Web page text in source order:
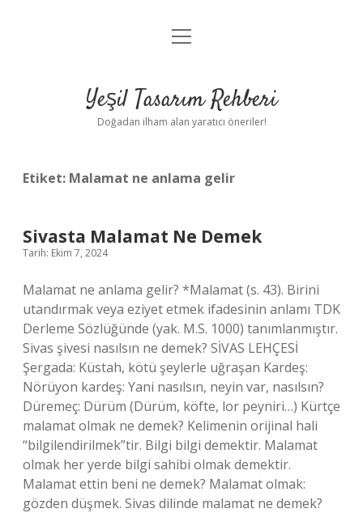
Anasayfa
Yasal Uyarı
menüyü
Yeşil Tasarım Rehberi
Doğadan ilham alan yaratıcı öneriler!
Etiket: Malamat ne anlama gelir
Sivasta Malamat Ne Demek
Tarih: Ekim 7, 2024
Malamat ne anlama gelir? *Malamat (s. 43). Birini
utandırmak veya eziyet etmek ifadesinin anlamı TDK
Derleme Sözlüğünde (yak. M.S. 1000) tanımlanmıştır.
Sivas şivesi nasılsın ne demek? SİVAS LEHÇESİ
Şergada: Küstah, kötü şeylerle uğraşan Kardeş:
Nörüyon kardeş: Yani nasılsın, neyin var, nasılsın?
Düremeç: Dürüm (Dürüm, köfte, lor peyniri…) Kürtçe
malamat olmak ne demek? Kelimenin orijinal hali
“bilgilendirilmek”tir. Bilgi bilgi demektir. Malamat
olmak her yerde bilgi sahibi olmak demektir.
Malamat ettin beni ne demek? Malamat olmak:
gözden düşmek. Sivas dilinde malamat ne demek?